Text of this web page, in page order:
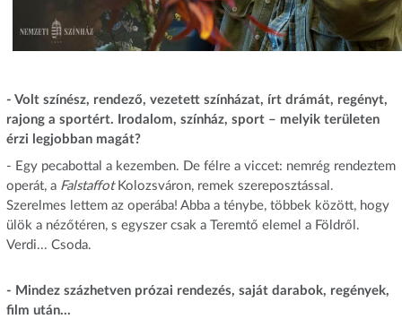
- Volt színész, rendező, vezetett színházat, írt drámát, regényt,
rajong a sportért. Irodalom, színház, sport – melyik területen
érzi legjobban magát?
- Egy pecabottal a kezemben. De félre a viccet: nemrég rendeztem
operát, a FalstaffotKolozsváron, remek szereposztással.
Szerelmes lettem az operába! Abba a ténybe, többek között, hogy
ülök a nézőtéren, s egyszer csak a Teremtő elemel a Földről.
Verdi... Csoda.
- Mindez százhetven prózai rendezés, saját darabok, regények,
film után...